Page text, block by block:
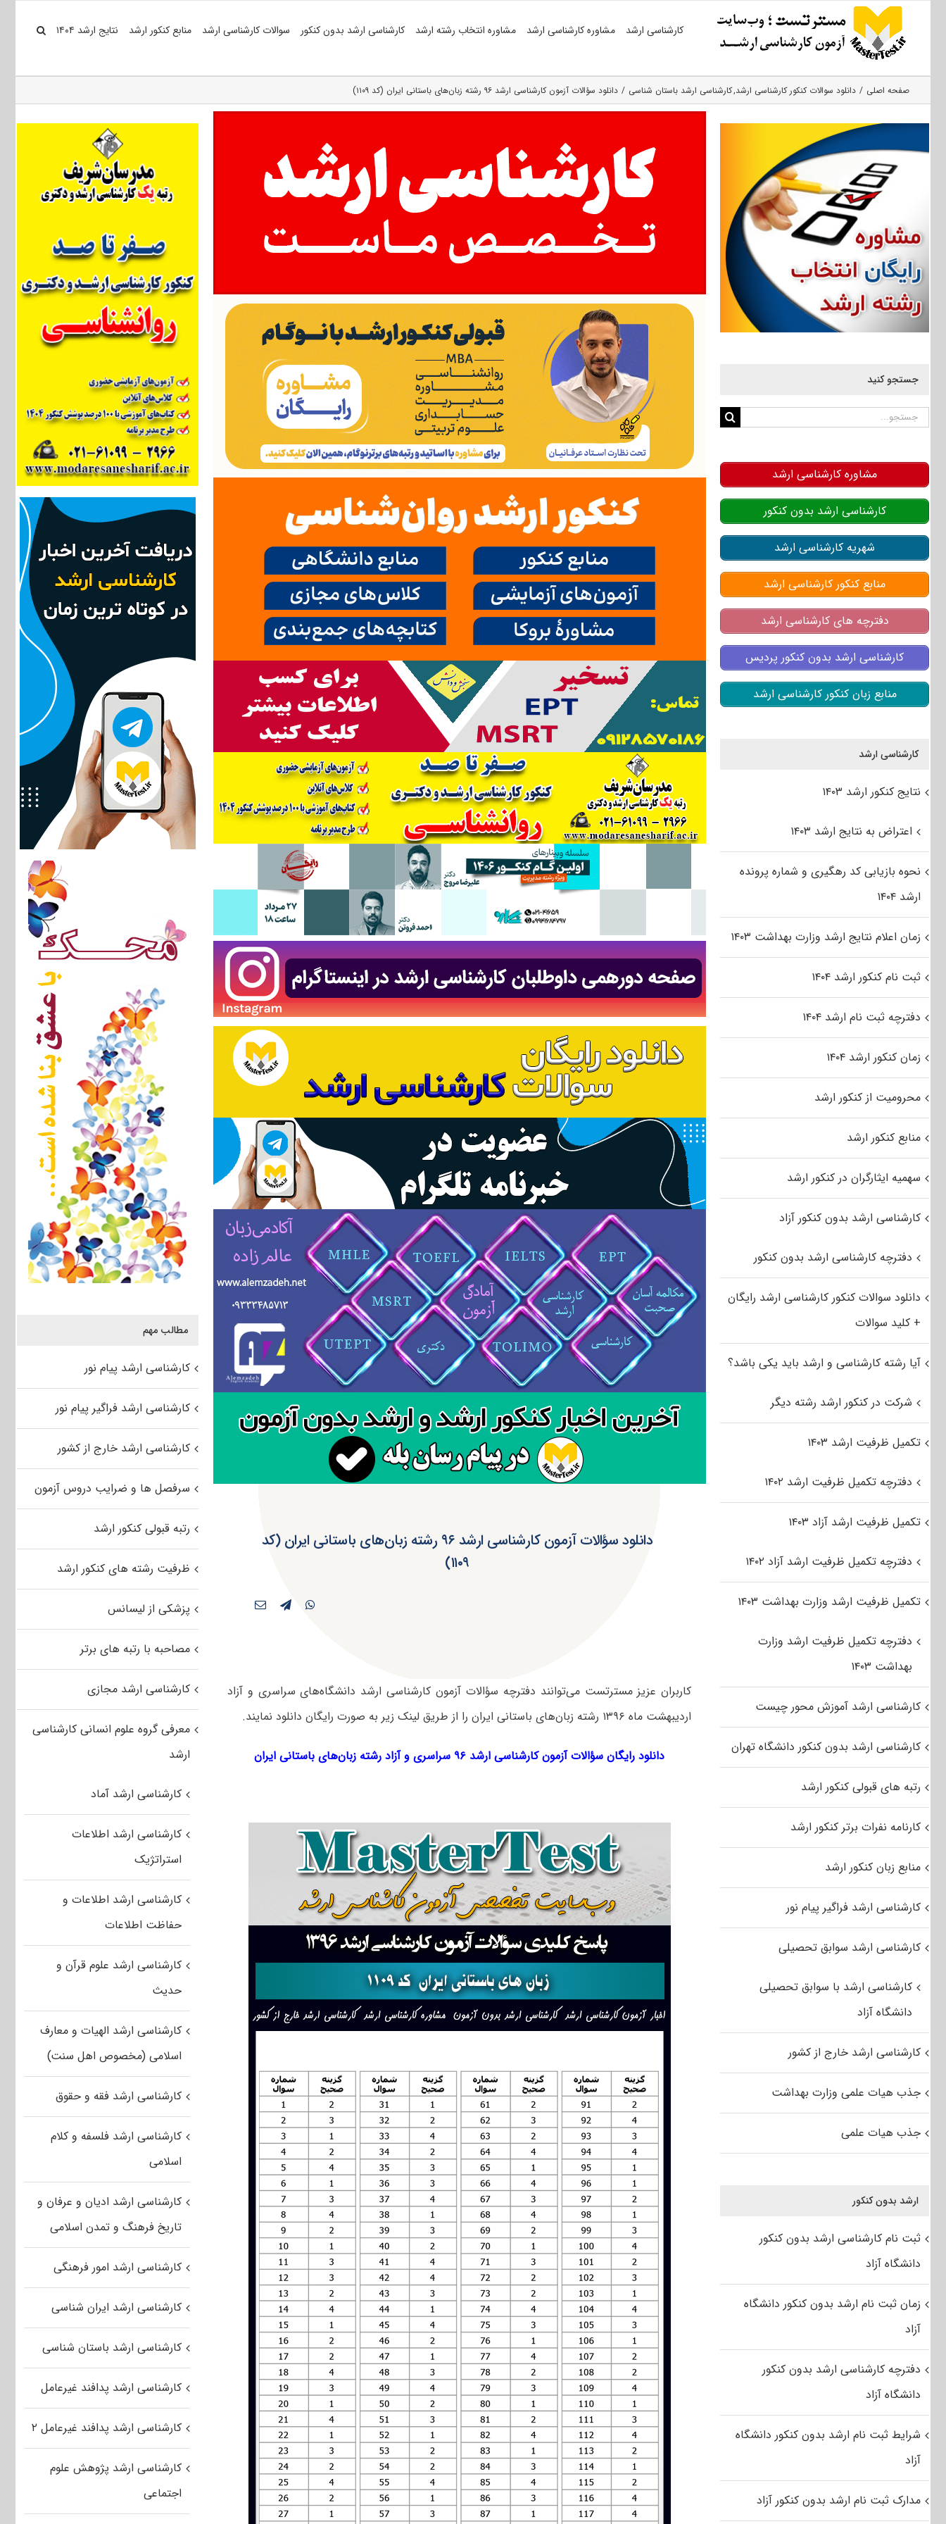
کارشناسی ارشد مشاوره کارشناسی ارشد مشاوره انتخاب رشته ارشد کارشناسی ارشد بدون کنکور سوالات کارشناسی ارشد منابع کنکور ارشد نتایج ارشد ۱۴۰۴
صفحه اصلی دانلود سوالات کنکور کارشناسی ارشد کارشناسی ارشد باستان شناسی دانلود سؤالات آزمون کارشناسی ارشد ۹۶ رشته زبان‌های باستانی ایران (کد ۱۱۰۹)
دانلود سؤالات آزمون کارشناسی ارشد ۹۶ رشته زبان‌های باستانی ایران (کد
۱۱۰۹)
کاربران عزیز مسترتست می‌توانند دفترچه سؤالات آزمون کارشناسی ارشد دانشگاه‌های سراسری و آزاد
اردیبهشت ماه ۱۳۹۶ رشته زبان­‌های باستانی ایران را از طریق لینک‌ زیر به صورت رایگان دانلود نمایند.
دانلود رایگان سؤالات آزمون کارشناسی ارشد ۹۶ سراسری و آزاد رشته زبان‌های باستانی ایران
مطالب مهم
کارشناسی ارشد پیام نور
کارشناسی ارشد فراگیر پیام نور
کارشناسی ارشد خارج از کشور
سرفصل ها و ضرایب دروس آزمون
رتبه قبولی کنکور ارشد
ظرفیت رشته های کنکور ارشد
پزشکی از لیسانس
مصاحبه با رتبه های برتر
کارشناسی ارشد مجازی
معرفی گروه علوم انسانی کارشناسی
ارشد
کارشناسی ارشد آماد
کارشناسی ارشد اطلاعات
استراتژیک
کارشناسی ارشد اطلاعات و
حفاظت اطلاعات
کارشناسی ارشد علوم قرآن و
حدیث
کارشناسی ارشد الهیات و معارف
اسلامی (مخصوص اهل سنت)
کارشناسی ارشد فقه و حقوق
کارشناسی ارشد فلسفه و کلام
اسلامی
کارشناسی ارشد ادیان و عرفان و
تاریخ فرهنگ و تمدن اسلامی
کارشناسی ارشد امور فرهنگی
کارشناسی ارشد ایران شناسی
کارشناسی ارشد باستان شناسی
کارشناسی ارشد پدافند غیرعامل
کارشناسی ارشد پدافند غیرعامل ۲
کارشناسی ارشد پژوهش علوم
اجتماعی
جستجو کنید
جستجو
مشاوره کارشناسی ارشد
کارشناسی ارشد بدون کنکور
شهریه کارشناسی ارشد
منابع کنکور کارشناسی ارشد
دفترچه های کارشناسی ارشد
کارشناسی ارشد بدون کنکور پردیس
منابع زبان کنکور کارشناسی ارشد
کارشناسی ارشد
نتایج کنکور ارشد ۱۴۰۳
اعتراض به نتایج ارشد ۱۴۰۳
نحوه بازیابی کد رهگیری و شماره پرونده
ارشد ۱۴۰۴
زمان اعلام نتایج ارشد وزارت بهداشت ۱۴۰۳
ثبت نام کنکور ارشد ۱۴۰۴
دفترچه ثبت نام ارشد ۱۴۰۴
زمان کنکور ارشد ۱۴۰۴
محرومیت از کنکور ارشد
منابع کنکور ارشد
سهمیه ایثارگران در کنکور ارشد
کارشناسی ارشد بدون کنکور آزاد
دفترچه کارشناسی ارشد بدون کنکور
دانلود سوالات کنکور کارشناسی ارشد رایگان
+ کلید سوالات
آیا رشته کارشناسی و ارشد باید یکی باشد؟
شرکت در کنکور ارشد رشته دیگر
تکمیل ظرفیت ارشد ۱۴۰۳
دفترچه تکمیل ظرفیت ارشد ۱۴۰۲
تکمیل ظرفیت ارشد آزاد ۱۴۰۳
دفترچه تکمیل ظرفیت ارشد آزاد ۱۴۰۲
تکمیل ظرفیت ارشد وزارت بهداشت ۱۴۰۳
دفترچه تکمیل ظرفیت ارشد وزارت
بهداشت ۱۴۰۳
کارشناسی ارشد آموزش محور چیست
کارشناسی ارشد بدون کنکور دانشگاه تهران
رتبه های قبولی کنکور ارشد
کارنامه نفرات برتر کنکور ارشد
منابع زبان کنکور ارشد
کارشناسی ارشد فراگیر پیام نور
کارشناسی ارشد سوابق تحصیلی
کارشناسی ارشد با سوابق تحصیلی
دانشگاه آزاد
کارشناسی ارشد خارج از کشور
جذب هیات علمی وزارت بهداشت
جذب هیات علمی
ارشد بدون کنکور
ثبت نام کارشناسی ارشد بدون کنکور
دانشگاه آزاد
زمان ثبت نام ارشد بدون کنکور دانشگاه
آزاد
دفترچه کارشناسی ارشد بدون کنکور
دانشگاه آزاد
شرایط ثبت نام ارشد بدون کنکور دانشگاه
آزاد
مدارک ثبت نام ارشد بدون کنکور آزاد